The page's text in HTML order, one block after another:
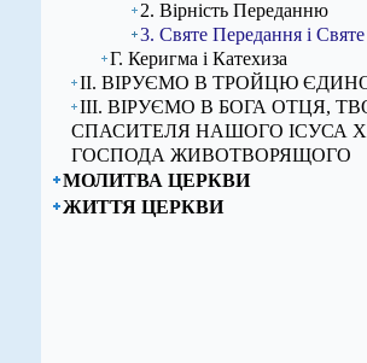
2. Вірність Переданню
3. Святе Передання і
Г. Керигма і Катехиза
ІІ. ВІРУЄМО В ТРОЙЦЮ
ІІІ. ВІРУЄМО В БОГА ОТЦЯ,
СПАСИТЕЛЯ НАШОГО ІСУСА
ГОСПОДА ЖИВОТВОРЯЩОГО
МОЛИТВА ЦЕРКВИ
ЖИТТЯ ЦЕРКВИ